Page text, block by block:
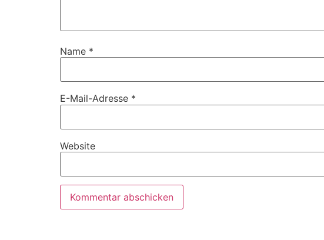
Name *
E-Mail-Adresse *
Website